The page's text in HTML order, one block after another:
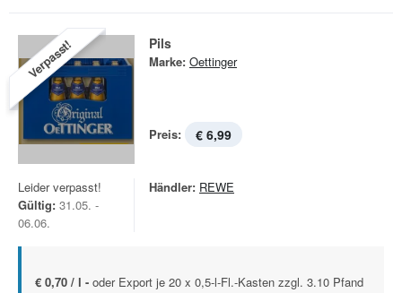
Verpasst! Pils
Marke: Oettinger
Preis: € 6,99
Leider verpasst!
Gültig: 31.05. -
06.06.
Händler: REWE
€ 0,70 / l - oder Export je 20 x 0,5-l-Fl.-Kasten zzgl. 3.10 Pfand